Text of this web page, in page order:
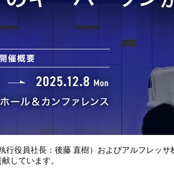
役員社長：後藤 直樹）およびアルフレッ
しています。